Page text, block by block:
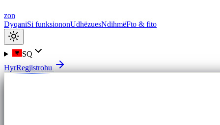
zon
DyqaniSi funksiononUdhëzuesNdihmëFto & fito
SQ
HyrRegjistrohu